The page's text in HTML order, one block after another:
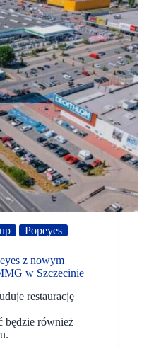
Popeyes
z nowym
w Szczecinie
restaurację
będzie również